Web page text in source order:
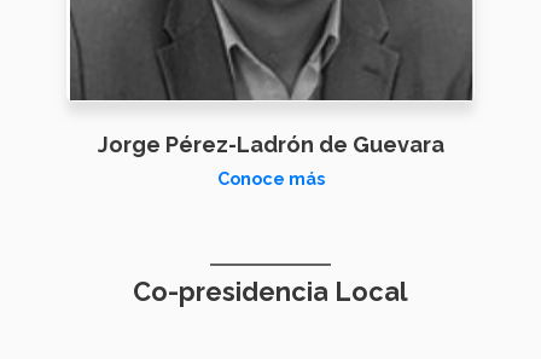
Jorge Pérez-Ladrón de Guevara
Conoce más
Co-presidencia Local